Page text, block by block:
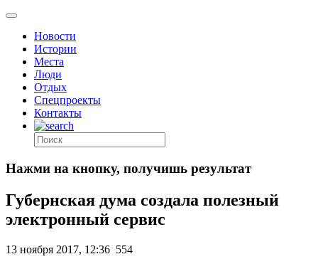
Новости
Истории
Места
Люди
Отдых
Спецпроекты
Контакты
Нажми на кнопку, получишь результат
Губернская дума создала полезный
электронный сервис
13 ноября 2017, 12:36 554